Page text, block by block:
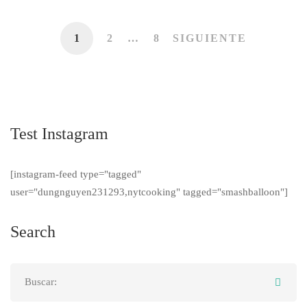
Test Instagram
[instagram-feed type="tagged"
user="dungnguyen231293,nytcooking" tagged="smashballoon"]
Search
1 2 … 8 SIGUIENTE